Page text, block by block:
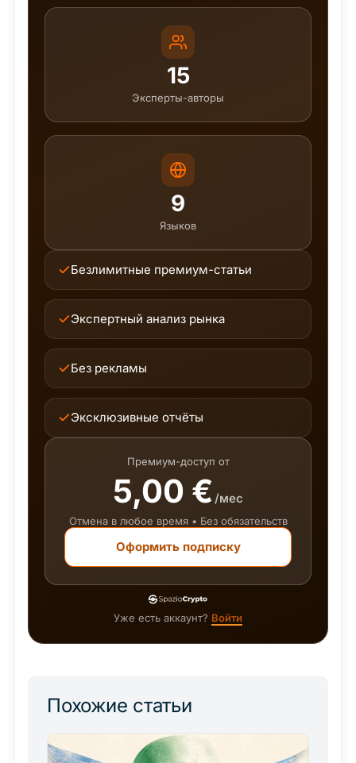
15
Эксперты-авторы
9
Языков
Безлимитные премиум-статьи
Экспертный анализ рынка
Без рекламы
Эксклюзивные отчёты
Премиум-доступ от
5,00 € /мес
Отмена в любое время • Без обязательств
Оформить подписку
Уже есть аккаунт? Войти
Похожие статьи